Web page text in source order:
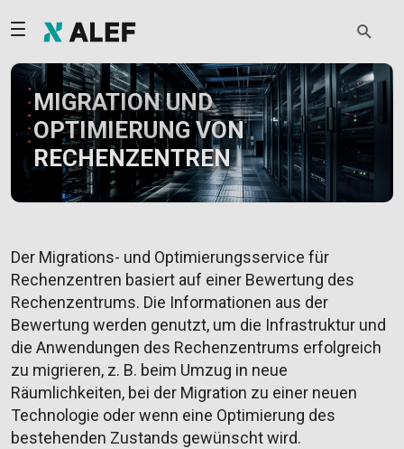
MIGRATION UND
OPTIMIERUNG VON
RECHENZENTREN
Der Migrations- und Optimierungsservice für
Rechenzentren basiert auf einer Bewertung des
Rechenzentrums. Die Informationen aus der
Bewertung werden genutzt, um die Infrastruktur und
die Anwendungen des Rechenzentrums erfolgreich
zu migrieren, z. B. beim Umzug in neue
Räumlichkeiten, bei der Migration zu einer neuen
Technologie oder wenn eine Optimierung des
bestehenden Zustands gewünscht wird.